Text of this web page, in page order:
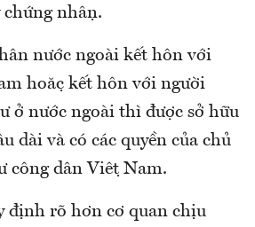
nhận.
nước ngoài kết hôn với
hoặc kết hôn với người
ở nước ngoài thì được sở hữu
dài và có các quyền của chủ
công dân Việt Nam.
định rõ hơn cơ quan chịu